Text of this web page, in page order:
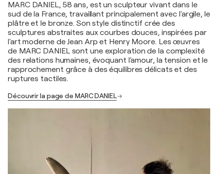
MARC DANIEL, 58 ans, est un sculpteur vivant dans le
sud de la France, travaillant principalement avec l'argile, le
plâtre et le bronze. Son style distinctif crée des
sculptures abstraites aux courbes douces, inspirées par
l'art moderne de Jean Arp et Henry Moore. Les œuvres
de MARC DANIEL sont une exploration de la complexité
des relations humaines, évoquant l'amour, la tension et le
rapprochement grâce à des équilibres délicats et des
ruptures tactiles.
Découvrir la page de MARC DANIEL